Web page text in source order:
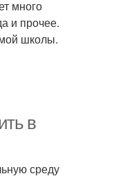
много
и прочее.
школы.
в
среду